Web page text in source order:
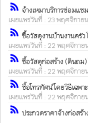
rss_feed จ้างเหมาบริการซ่อมแซ
เผยแพร่วันที่ : 23 พฤศจิกายน
rss_feed ซื้อวัสดุงานบ้านงานครัว
เผยแพร่วันที่ : 22 พฤศจิกายน
rss_feed ซื้อวัสดุก่อสร้าง (ดินถม)
เผยแพร่วันที่ : 22 พฤศจิกายน
rss_feed ซื้อโทรทัศน์ โดยวิธีเฉพาะ
เผยแพร่วันที่ : 22 พฤศจิกายน
rss_feed ประกวดราคาจ้างก่อสร้